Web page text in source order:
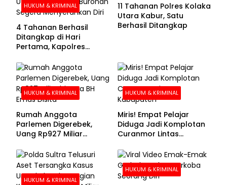
HUKUM & KRIMINAL
4 Tahanan Berhasil
Ditangkap di Hari
Pertama, Kapolres
Buronan Segera
Menyerahkan Diri
11 Tahanan Polres Kolaka
Utara Kabur, Satu
Berhasil Ditangkap
HUKUM & KRIMINAL
Rumah Anggota
Parlemen Digerebek,
Uang Rp927 Miliar
HUKUM & KRIMINAL
Miris! Empat Pelajar
Diduga Jadi Komplotan
Curanmor Lintas
HUKUM & KRIMINAL
HUKUM & KRIMINAL